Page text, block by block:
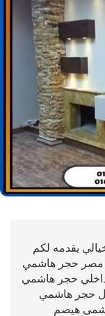
يقدمه لكم
حجر هاشمي
حجر هاشمي
حجر هاشمي
هيصم